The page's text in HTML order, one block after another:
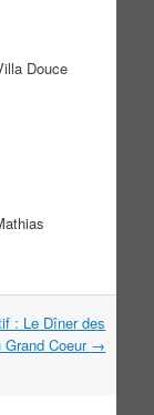
Douce
: Le Dîner des
Grand Coeur →